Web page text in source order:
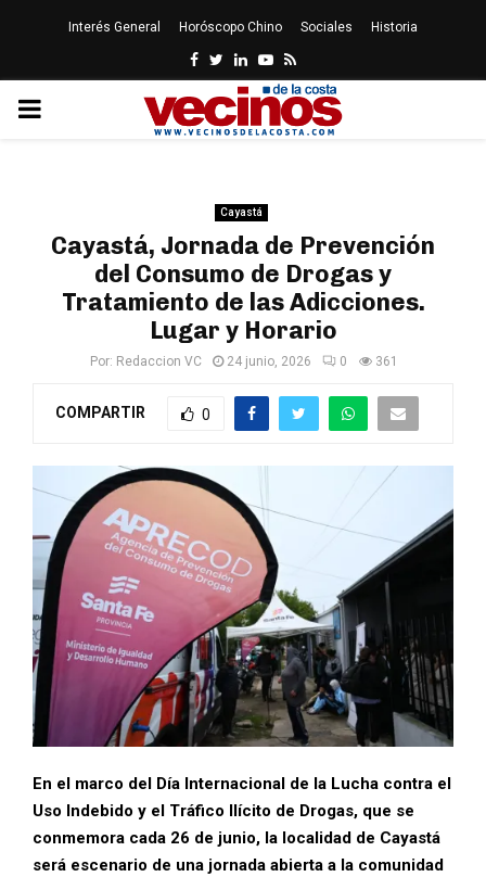
Interés General Horóscopo Chino Sociales Historia
Facebook
Twitter
LinkedinYoutube
Rss
PRIMARY
Cayastá
Cayastá, Jornada de Prevención
del Consumo de Drogas y
Tratamiento de las Adicciones.
Lugar y Horario
Por: Redaccion VC 24 junio, 2026 0 361
COMPARTIR 0
En el marco del Día Internacional de la Lucha contra el
Uso Indebido y el Tráfico Ilícito de Drogas, que se
conmemora cada 26 de junio, la localidad de Cayastá
será escenario de una jornada abierta a la comunidad